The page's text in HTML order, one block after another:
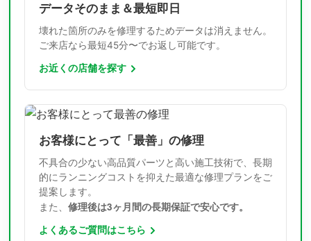
データそのまま＆最短即日
壊れた箇所のみを修理するためデータは消えません。
ご来店なら最短45分〜でお返し可能です。
お近くの店舗を探す
お客様にとって「最善」の修理
不具合の少ない高品質パーツと高い施工技術で、長期
的にランニングコストを抑えた最適な修理プランをご
提案します。
また、 修理後は3ヶ月間の長期保証で安心です。
よくあるご質問はこちら